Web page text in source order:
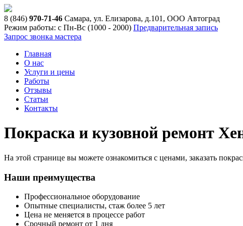
8 (846) 970-71-46 Самара, ул. Елизарова, д.101, ООО Автоград
Режим работы: с Пн-Вс (1000 - 2000) Предварительная запись
Запрос звонка мастера
Главная
О нас
Услуги и цены
Работы
Отзывы
Статьи
Контакты
Покраска и кузовной ремонт
На этой странице вы можете ознакомиться с ценами, заказать
Наши преимущества
Профессиональное оборудование
Опытные специалисты, стаж более 5 лет
Цена не меняется в процессе работ
Срочный ремонт от 1 дня